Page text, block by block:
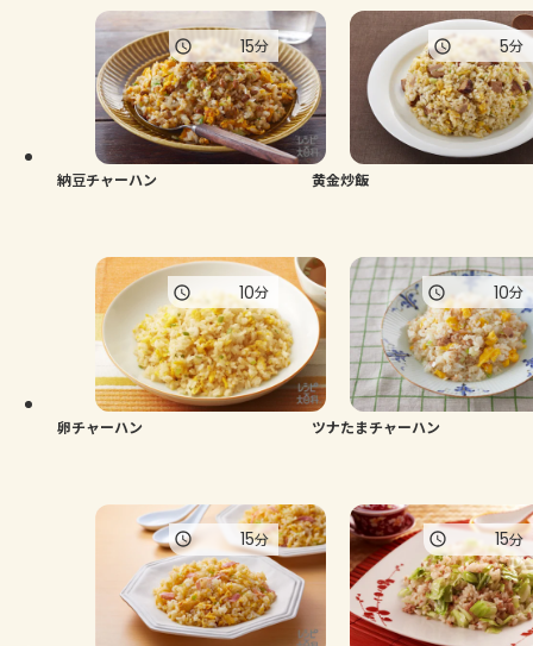
トーク
よくあるお問い合わせ
お買い物
納豆チャーハン
15分
黄金炒飯
5分
卵チャーハン
10分
ツナたまチャーハン
10分
15分 15分